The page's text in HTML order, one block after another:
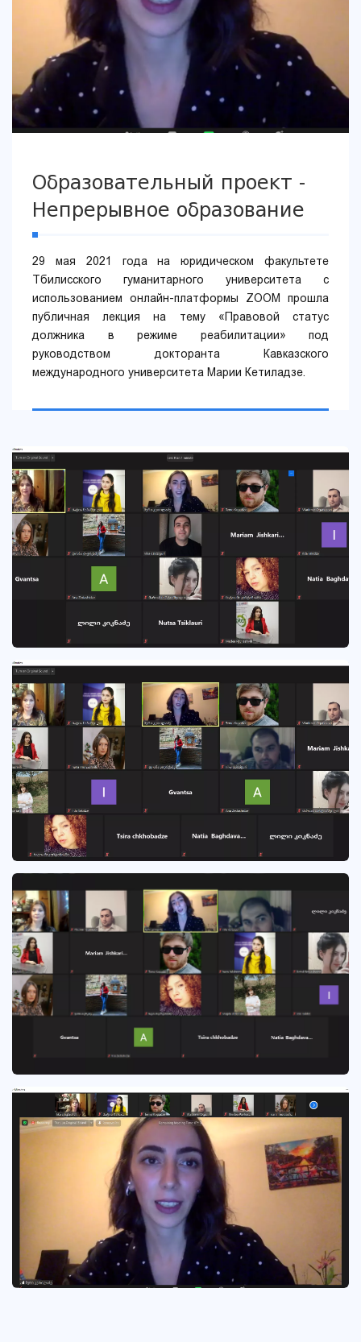
Образовательный проект -
Непрерывное образование
29 мая 2021 года на юридическом факультете
Тбилисского гуманитарного университета с
использованием онлайн-платформы ZOOM прошла
публичная лекция на тему «Правовой статус
должника в режиме реабилитации» под
руководством докторанта Кавказского
международного университета Марии Кетиладзе.